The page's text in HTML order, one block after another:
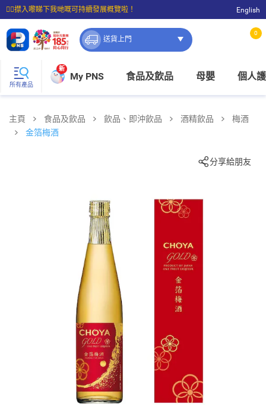
☝🏼㩒入嚟睇下我哋嘅可持續發展概覽啦！
⭐購物滿$399即享免費送貨；滿$100即可免費店取。
English
送貨上門
0
所有產品
新
My PNS 食品及飲品 母嬰 個人
主頁 食品及飲品 飲品、即沖飲品 酒精飲品
梅酒
金箔梅酒
分享給朋友